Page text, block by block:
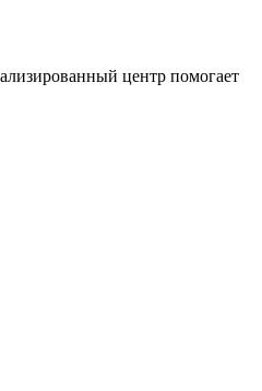
центр помогает